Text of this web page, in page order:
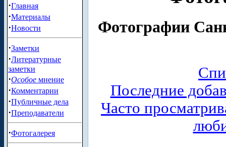
·Главная
·Материалы
·Новости
·Заметки
·Литературные
заметки
·Особое мнение
·Комментарии
·Публичные дела
·Преподаватели
·Фотогалерея
Фотографии
Последние
Часто